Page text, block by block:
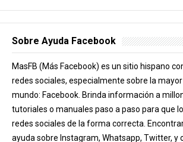
Sobre Ayuda Facebook
MasFB (Más Facebook) es un sitio hispano
redes sociales, especialmente sobre la mayor
mundo: Facebook. Brinda información a
tutoriales o manuales paso a paso para que
redes sociales de la forma correcta.
ayuda sobre Instagram, Whatsapp, Twitter, y